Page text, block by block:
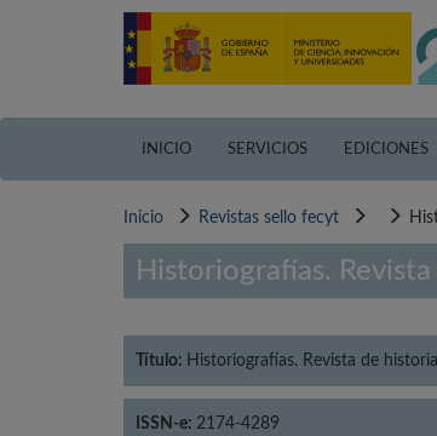
INICIO SERVICIOS EDICIONES
Inicio Revistas sello fecyt
Historiografías.
Título: Historiografías. Revista de
ISSN-e: 2174-4289